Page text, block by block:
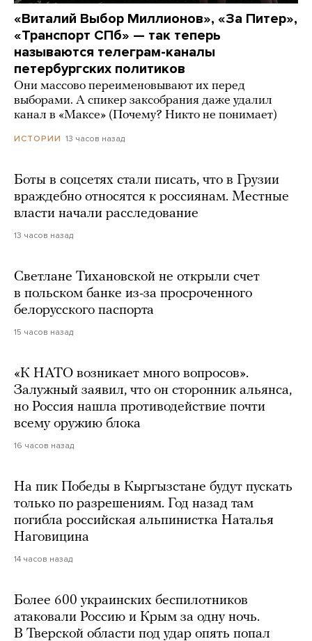
«Виталий Выбор Миллионов», «За Питер»,
«Транспорт СПб» — так теперь
называются телеграм-каналы
петербургских политиков
Они массово переименовывают их перед
выборами. А спикер заксобрания даже удалил
канал в «Максе» (Почему? Никто не понимает)
ИСТОРИИ 13 часов назад
Боты в соцсетях стали писать, что в Грузии
враждебно относятся к россиянам. Местные
власти начали расследование
13 часов назад
Светлане Тихановской не открыли счет
в польском банке из-за просроченного
белорусского паспорта
15 часов назад
«К НАТО возникает много вопросов».
Залужный заявил, что он сторонник альянса,
но Россия нашла противодействие почти
всему оружию блока
16 часов назад
На пик Победы в Кыргызстане будут пускать
только по разрешениям. Год назад там
погибла российская альпинистка Наталья
Наговицина
14 часов назад
Более 600 украинских беспилотников
атаковали Россию и Крым за одну ночь.
В Тверской области под удар опять попал